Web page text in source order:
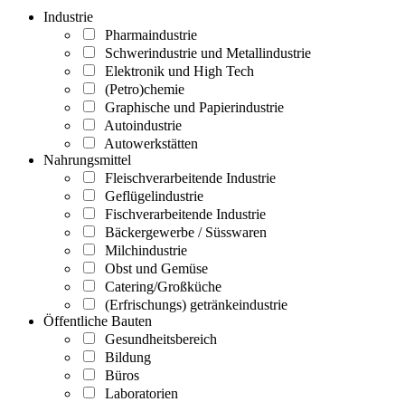
Industrie
Pharmaindustrie
Schwerindustrie und Metallindustrie
Elektronik und High Tech
(Petro)chemie
Graphische und Papierindustrie
Autoindustrie
Autowerkstätten
Nahrungsmittel
Fleischverarbeitende Industrie
Geflügelindustrie
Fischverarbeitende Industrie
Bäckergewerbe / Süsswaren
Milchindustrie
Obst und Gemüse
Catering/Großküche
(Erfrischungs) getränkeindustrie
Öffentliche Bauten
Gesundheitsbereich
Bildung
Büros
Laboratorien